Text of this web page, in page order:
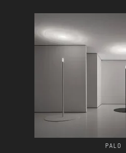
PALO